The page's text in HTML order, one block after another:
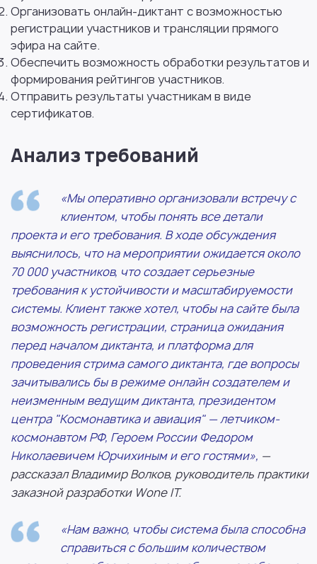
Организовать онлайн-диктант с возможностью
регистрации участников и трансляции прямого
эфира на сайте.
Обеспечить возможность обработки результатов и
формирования рейтингов участников.
Отправить результаты участникам в виде
сертификатов.
Анализ требований
«Мы оперативно организовали встречу с
клиентом, чтобы понять все детали
проекта и его требования. В ходе обсуждения
выяснилось, что на мероприятии ожидается около
70 000 участников, что создает серьезные
требования к устойчивости и масштабируемости
системы. Клиент также хотел, чтобы на сайте была
возможность регистрации, страница ожидания
перед началом диктанта, и платформа для
проведения стрима самого диктанта, где вопросы
зачитывались бы в режиме онлайн создателем и
неизменным ведущим диктанта, президентом
центра "Космонавтика и авиация" — летчиком-
космонавтом РФ, Героем России Федором
Николаевичем Юрчихиным и его гостями», —
рассказал Владимир Волков, руководитель практики
заказной разработки Wone IT.
«Нам важно, чтобы система была способна
справиться с большим количеством